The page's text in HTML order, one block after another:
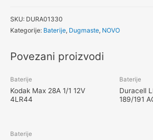
SKU: DURA01330
Kategorije: Baterije, Dugmaste, NOVO
Povezani proizvodi
Baterije
Kodak Max 28A 1/1 12V
4LR44
Baterije
Duracell
189/191
Baterije